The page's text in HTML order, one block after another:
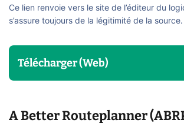
Ce lien renvoie vers le site de l’éditeur du
s’assure toujours de la légitimité de la source.
Télécharger (Web)
A Better Routeplanner